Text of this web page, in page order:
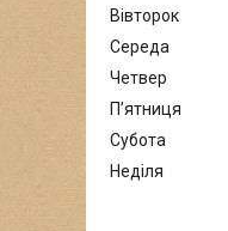
Вівторок
Середа
Четвер
Пʼятниця
Субота
Неділя